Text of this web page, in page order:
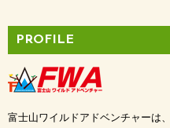
PROFILE
富士山ワイルドアドベンチャーは